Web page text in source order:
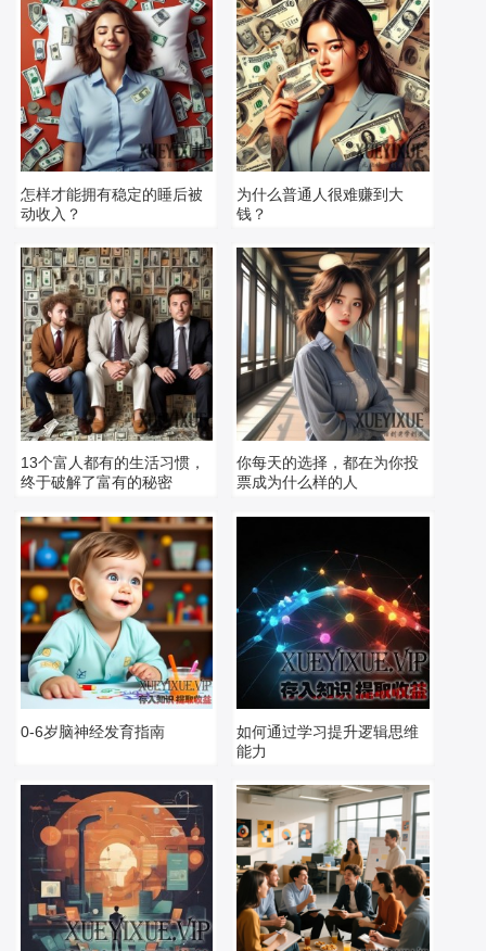
怎样才能拥有稳定的睡后被
动收入？
为什么普通人很难赚到大
钱？
13个富人都有的生活习惯，
终于破解了富有的秘密
你每天的选择，都在为你投
票成为什么样的人
0-6岁脑神经发育指南
如何通过学习提升逻辑思维
能力